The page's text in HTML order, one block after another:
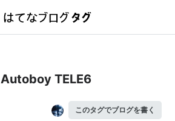
Autoboy TELE6
このタグでブログを書く